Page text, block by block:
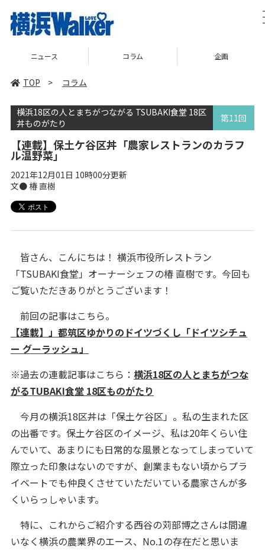
ニュース コラム 企画
TOP > コラム
横浜18区の人とまちがつながる TSUBAKI食堂 18区
丼ものがたり
第11回
【連載】保土ケ谷区丼「農家レストランのカラフ
ル温野菜」
2021年12月01日 10時00分更新
文● 椿 直樹
皆さん、こんにちは！ 横浜市役所レストラン
「TSUBAKI食堂」オーナーシェフの椿 直樹です。今回も
ご覧いただきありがとうございます！
前回の記事はこちら。
【連載】」都筑区ゆかりのドイツづくし「ドイツシチュ
ー グーラッシュ」
※過去の連載記事はこちら： 横浜18区の人とまちがつな
がるTUBAKI食堂 18区ものがたり
今月の横浜18区丼は「保土ケ谷区」。私の生まれた区
の出番です。保土ケ谷区のイメージ、私は20年くらい住
んでいて、あまりにも日常的な風景となってしまっていて
際立った印象はないのですが、創業まもない頃からプラ
イベートでも仲良くさせていただいている農家さんが多
くいらっしゃいます。
特に、これからご紹介する西谷の苅部博之さんは間違
いなく横浜の農業界のエース、No.1の存在だと思いま